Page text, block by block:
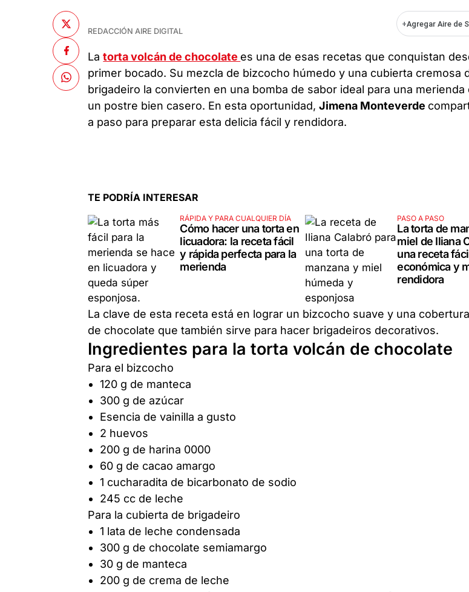
REDACCIÓN AIRE DIGITAL
+Agregar Aire de
Latorta volcán de chocolate es una de esas recetas que conquistan
primer bocado. Su mezcla de bizcocho húmedo y una cubierta cremosa
brigadeiro la convierten en una bomba de sabor ideal para una merienda
un postre bien casero. En esta oportunidad,Jimena Monteverde
a paso para preparar esta delicia fácil y rendidora.
TE PODRÍA INTERESAR
RÁPIDA Y PARA CUALQUIER DÍA
Cómo hacer una torta en
licuadora: la receta fácil
y rápida perfecta para la
merienda
PASO A PASO
La torta de
miel de Iliana
una receta
económica y
rendidora
La clave de esta receta está en lograr un bizcocho suave y una
de chocolate que también sirve para hacer brigadeiros decorativos.
Ingredientes para la torta volcán de chocolate
Para el bizcocho
120 g de manteca
300 g de azúcar
Esencia de vainilla a gusto
2 huevos
200 g de harina 0000
60 g de cacao amargo
1 cucharadita de bicarbonato de sodio
245 cc de leche
Para la cubierta de brigadeiro
1 lata de leche condensada
300 g de chocolate semiamargo
30 g de manteca
200 g de crema de leche